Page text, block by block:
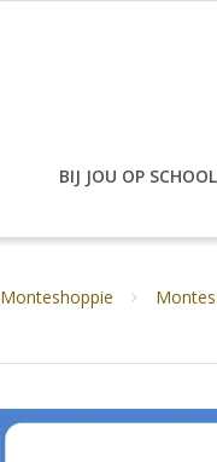
BIJ JOU OP SCHOOL
Monteshoppie